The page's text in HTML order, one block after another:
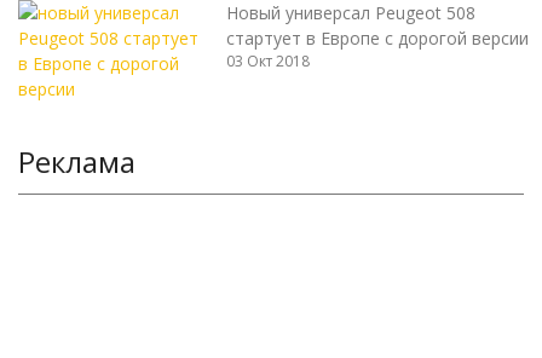
Новый универсал Peugeot 508
стартует в Европе с дорогой версии
03 Окт 2018
Реклама